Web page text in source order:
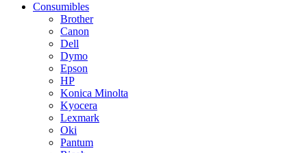
Consumibles
Brother
Canon
Dell
Dymo
Epson
HP
Konica Minolta
Kyocera
Lexmark
Oki
Pantum